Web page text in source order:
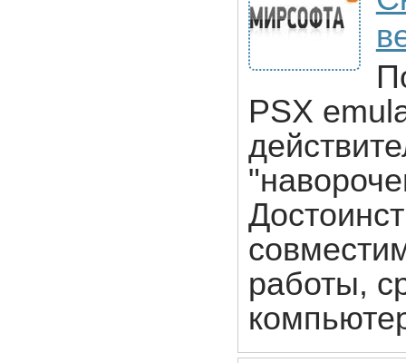
PSX
работы,